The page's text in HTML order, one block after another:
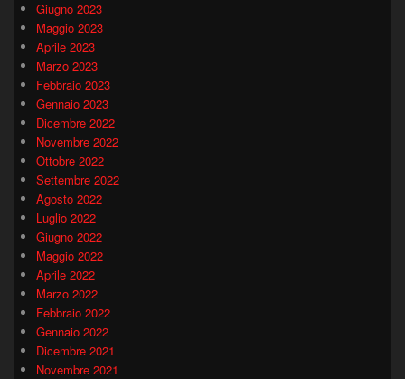
Giugno 2023
Maggio 2023
Aprile 2023
Marzo 2023
Febbraio 2023
Gennaio 2023
Dicembre 2022
Novembre 2022
Ottobre 2022
Settembre 2022
Agosto 2022
Luglio 2022
Giugno 2022
Maggio 2022
Aprile 2022
Marzo 2022
Febbraio 2022
Gennaio 2022
Dicembre 2021
Novembre 2021